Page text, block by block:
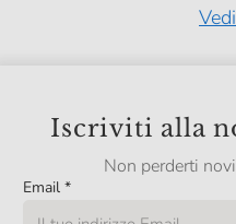
Iscriviti alla
Non perderti
Email *